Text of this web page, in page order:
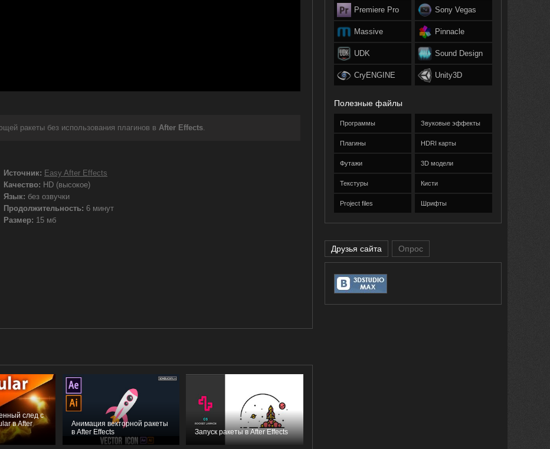
ракеты без использования плагинов в After Effects.
Источник: Easy After Effects
Качество: HD (высокое)
Язык: без озвучки
Продолжительность: 6 минут
Размер: 15 мб
след с
в After
Анимация векторной ракеты
в After Effects
Запуск ракеты в After Effects
Premiere Pro
Massive
UDK
CryENGINE
Sony Vegas
Pinnacle
Sound Design
Unity3D
Полезные файлы
Программы
Плагины
Футажи
Текстуры
Project files
Звуковые эффекты
HDRI карты
3D модели
Кисти
Шрифты
Друзья сайта Опрос